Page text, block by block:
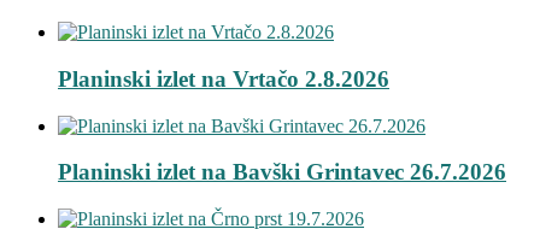
Planinski izlet na Vrtačo 2.8.2026
Planinski izlet na Bavški Grintavec 26.7.2026